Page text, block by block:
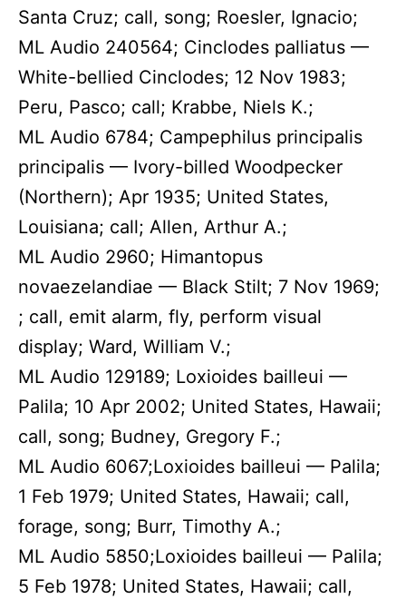
Santa Cruz; call, song; Roesler, Ignacio;
ML Audio 240564; Cinclodes palliatus —
White-bellied Cinclodes; 12 Nov 1983;
Peru, Pasco; call; Krabbe, Niels K.;
ML Audio 6784; Campephilus principalis
principalis — Ivory-billed Woodpecker
(Northern); Apr 1935; United States,
Louisiana; call; Allen, Arthur A.;
ML Audio 2960; Himantopus
novaezelandiae — Black Stilt; 7 Nov 1969;
; call, emit alarm, fly, perform visual
display; Ward, William V.;
ML Audio 129189; Loxioides bailleui —
Palila; 10 Apr 2002; United States, Hawaii;
call, song; Budney, Gregory F.;
ML Audio 6067;Loxioides bailleui — Palila;
1 Feb 1979; United States, Hawaii; call,
forage, song; Burr, Timothy A.;
ML Audio 5850;Loxioides bailleui — Palila;
5 Feb 1978; United States, Hawaii; call,